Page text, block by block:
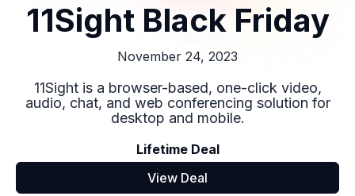
11Sight Black Friday
November 24, 2023
11Sight is a browser-based, one-click video,
audio, chat, and web conferencing solution for
desktop and mobile.
Lifetime Deal
View Deal